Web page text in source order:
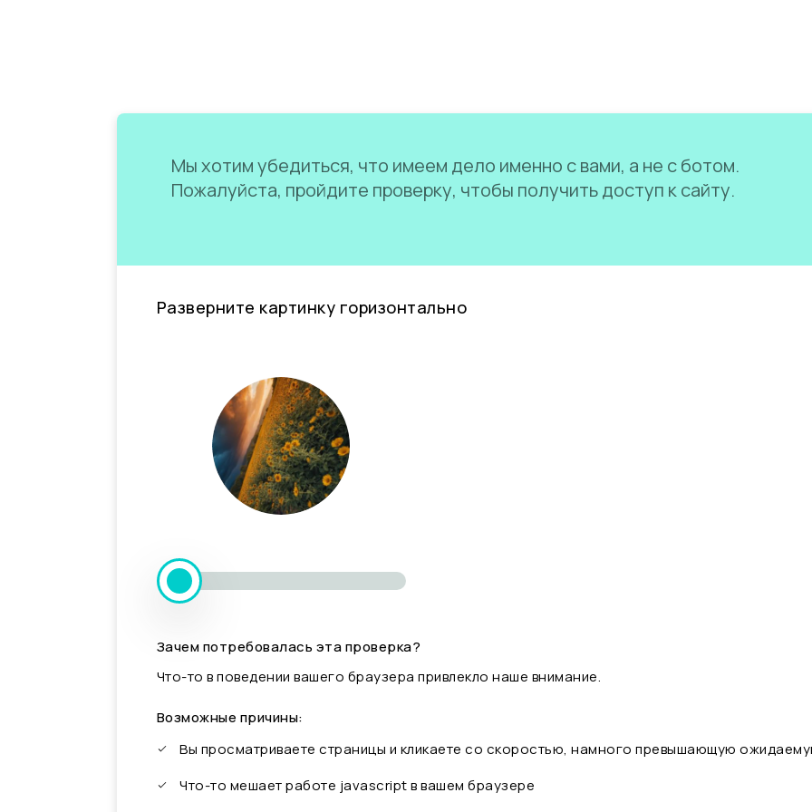
Мы хотим убедиться, что имеем дело именно с вами, а не с ботом.
Пожалуйста, пройдите проверку, чтобы получить доступ к сайту.
Разверните картинку горизонтально
Зачем потребовалась эта проверка?
Что-то в поведении вашего браузера привлекло наше внимание.
Возможные причины:
Вы просматриваете страницы и кликаете со скоростью, намного превышающую
Что-то мешает работе javascript в вашем браузере